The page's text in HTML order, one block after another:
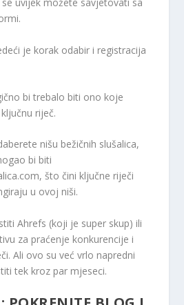
je korak odabir i registracija
bi trebalo biti ono koje
riječ.
nišu bežičnih slušalica,
bi biti
što čini ključne riječi
u ovoj niši.
Ahrefs (koji je super skup) ili
za praćenje konkurencije i
Ali ovo su već vrlo napredni
tek kroz par mjeseci.